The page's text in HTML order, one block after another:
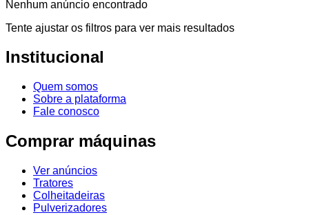
Nenhum anúncio encontrado
Tente ajustar os filtros para ver mais resultados
Institucional
Quem somos
Sobre a plataforma
Fale conosco
Comprar máquinas
Ver anúncios
Tratores
Colheitadeiras
Pulverizadores